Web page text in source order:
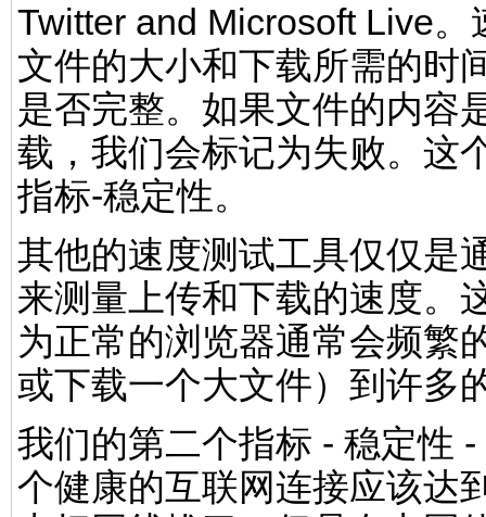
Twitter and Microsoft Live
文件的大小和下载所需的时
是否完整。如果文件的内容
载，我们会标记为失败。这
指标-稳定性。
其他的速度测试工具仅仅是
来测量上传和下载的速度。
为正常的浏览器通常会频繁
或下载一个大文件）到许多
我们的第二个指标 - 稳定性
个健康的互联网连接应该达